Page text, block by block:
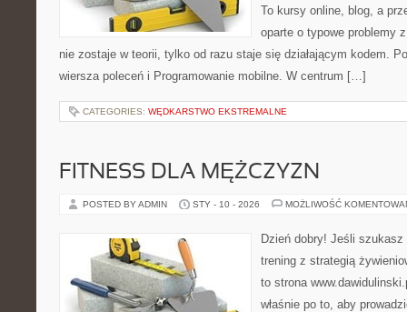
To kursy online, blog, a
oparte o typowe problemy
nie zostaje w teorii, tylko od razu staje się działającym kodem.
wiersza poleceń i Programowanie mobilne. W centrum […]
CATEGORIES: WĘDKARSTWO EKSTREMALNE
FITNESS DLA MĘŻCZYZN
POSTED BY ADMIN STY - 10 - 2026 MOŻLIWOŚĆ
Dzień dobry! Jeśli
trening z strategią
to strona
właśnie po to, aby